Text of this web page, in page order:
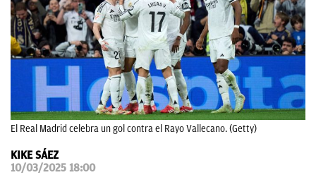
El Real Madrid celebra un gol contra el Rayo Vallecano. (Getty)
KIKE SÁEZ
10/03/2025 18:00